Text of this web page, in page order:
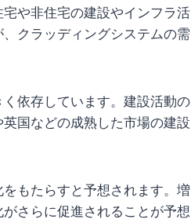
や非住宅の建設やインフラ活
クラッディングシステムの需
依存しています。建設活動の
国などの成熟した市場の建設
もたらすと予想されます。増
さらに促進されることが予想